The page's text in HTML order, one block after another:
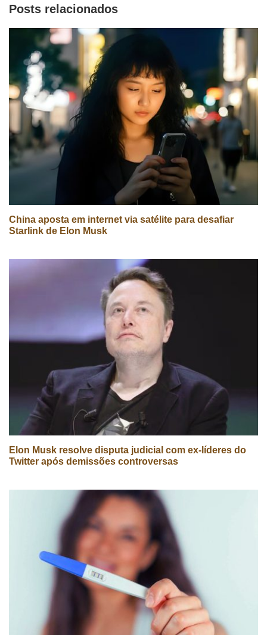
Posts relacionados
China aposta em internet via satélite para desafiar
Starlink de Elon Musk
Elon Musk resolve disputa judicial com ex-líderes do
Twitter após demissões controversas